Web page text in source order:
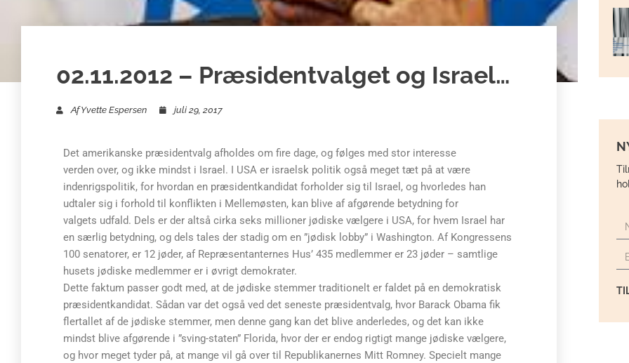
02.11.2012 – Præsidentvalget og Israel…
AfYvette Espersen juli 29, 2017
Det amerikanske præsidentvalg afholdes om fire dage, og følges med stor interesse
verden over, og ikke mindst i Israel. I USA er israelsk politik også meget tæt på at være
indenrigspolitik, for hvordan en præsidentkandidat forholder sig til Israel, og hvorledes han
udtaler sig i forhold til konflikten i Mellemøsten, kan blive af afgørende betydning for
valgets udfald. Dels er der altså cirka seks millioner jødiske vælgere i USA, for hvem Israel har
en særlig betydning, og dels tales der stadig om en ”jødisk lobby” i Washington. Af Kongressens
100 senatorer, er 12 jøder, af Repræsentanternes Hus’ 435 medlemmer er 23 jøder – samtlige
husets jødiske medlemmer er i øvrigt demokrater.
Dette faktum passer godt med, at de jødiske stemmer traditionelt er faldet på en demokratisk
præsidentkandidat. Sådan var det også ved det seneste præsidentvalg, hvor Barack Obama fik
flertallet af de jødiske stemmer, men denne gang kan det blive anderledes, og det kan ikke
mindst blive afgørende i ”sving-staten” Florida, hvor der er endog rigtigt mange jødiske vælgere,
og hvor meget tyder på, at mange vil gå over til Republikanernes Mitt Romney. Specielt mange